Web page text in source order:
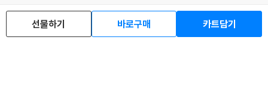
나는 지금을 후회하지 않을 수 있을까?”
미래의 일은 그 누구도 예측할 수 없다. 나에게 이익이 되는 길만을 철저히
선물하기 바로구매 카트담기
예스이십사(주) 사업자 정보
이용약관
개인정보처리방침
청소년보호정책